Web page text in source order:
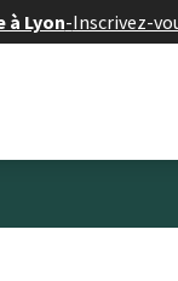
Lyon-Inscrivez-